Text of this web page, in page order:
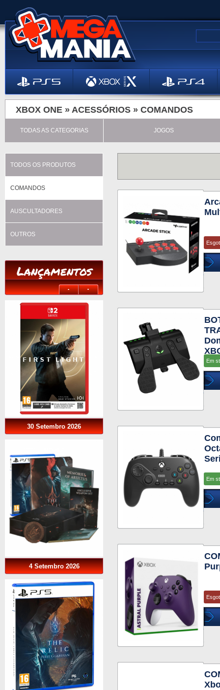
XBOX ONE » ACESSÓRIOS » COMANDOS
TODAS AS CATEGORIAS JOGOS
TODOS OS PRODUTOS
COMANDOS
AUSCULTADORES
OUTROS
Lançamentos
30 Setembro 2026
4 Setembro 2026
Em
Em